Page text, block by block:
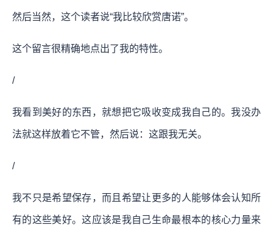
然后当然，这个读者说“我比较欣赏唐诺”。
这个留言很精确地点出了我的特性。
/
我看到美好的东西，就想把它吸收变成我自己的。我没办
法就这样放着它不管，然后说：这跟我无关。
/
我不只是希望保存，而且希望让更多的人能够体会认知所
有的这些美好。这应该是我自己生命最根本的核心力量来